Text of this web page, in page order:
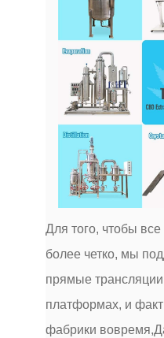
Для того, чтобы
более четко, мы
прямые
платформах, и
фабрики